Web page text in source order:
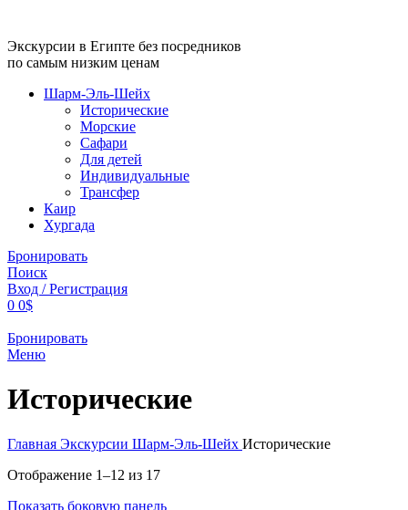
Экскурсии в Египте без посредников
по самым низким ценам
Шарм-Эль-Шейх
Исторические
Морские
Сафари
Для детей
Индивидуальные
Трансфер
Каир
Хургада
Бронировать
Поиск
Вход / Регистрация
0 0$
Бронировать
Меню
Исторические
Главная Экскурсии Шарм-Эль-Шейх Исторические
Отображение 1–12 из 17
Показать боковую панель